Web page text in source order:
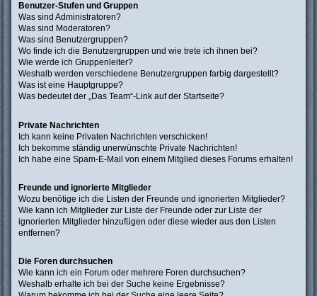
Benutzer-Stufen und Gruppen
Was sind Administratoren?
Was sind Moderatoren?
Was sind Benutzergruppen?
Wo finde ich die Benutzergruppen und wie trete ich ihnen bei?
Wie werde ich Gruppenleiter?
Weshalb werden verschiedene Benutzergruppen farbig dargestellt?
Was ist eine Hauptgruppe?
Was bedeutet der „Das Team“-Link auf der Startseite?
Private Nachrichten
Ich kann keine Privaten Nachrichten verschicken!
Ich bekomme ständig unerwünschte Private Nachrichten!
Ich habe eine Spam-E-Mail von einem Mitglied dieses Forums erhalten!
Freunde und ignorierte Mitglieder
Wozu benötige ich die Listen der Freunde und ignorierten Mitglieder?
Wie kann ich Mitglieder zur Liste der Freunde oder zur Liste der
ignorierten Mitglieder hinzufügen oder diese wieder aus den Listen
entfernen?
Die Foren durchsuchen
Wie kann ich ein Forum oder mehrere Foren durchsuchen?
Weshalb erhalte ich bei der Suche keine Ergebnisse?